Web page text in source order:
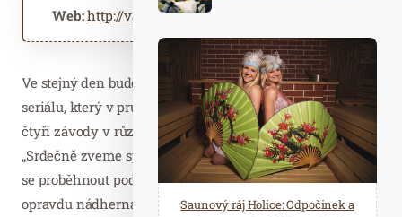
Web:http://valachytour.cz
Ve stejný den budou vyhlášení také absolutní vítězové
seriálu, který v průběhu celého roku tradičně zahrnuje
čtyři závody v různých disciplínách na Valašsku.
„Srdečně zveme sportovce všeho věku i kondice. Přijďte
se proběhnout podzimní přírodou, která je v tomto čase
opravdu nádherná, a užít si tradičně skvělou atmosféru
Saunový ráj Holice: Odpočinek a
Spa Hotel Děvín: Odpočiňte si od